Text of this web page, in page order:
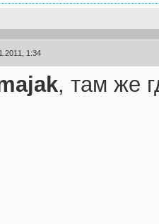
1:34
, там же